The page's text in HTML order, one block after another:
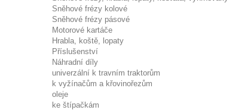
Sněhové frézy kolové
Sněhové frézy pásové
Motorové kartáče
Hrabla, koště, lopaty
Příslušenství
Náhradní díly
univerzální k travním traktorům
k vyžínačům a křovinořezům
oleje
ke štípačkám